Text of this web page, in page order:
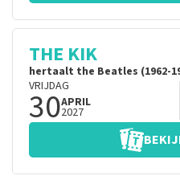
THE KIK
hertaalt the Beatles (1962-
VRIJDAG
30APRIL
2027